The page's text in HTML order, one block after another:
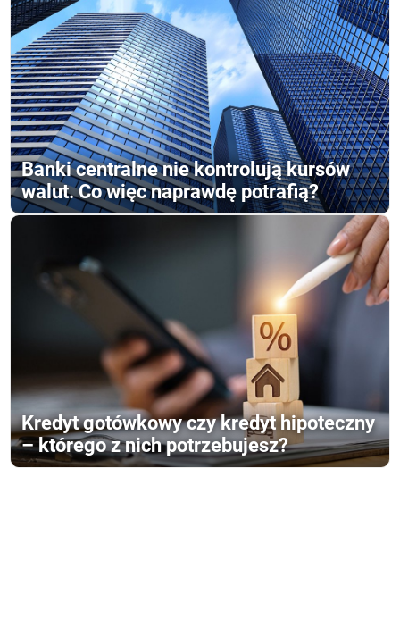
Banki centralne nie kontrolują kursów
walut. Co więc naprawdę potrafią?
Kredyt gotówkowy czy kredyt hipoteczny
– którego z nich potrzebujesz?